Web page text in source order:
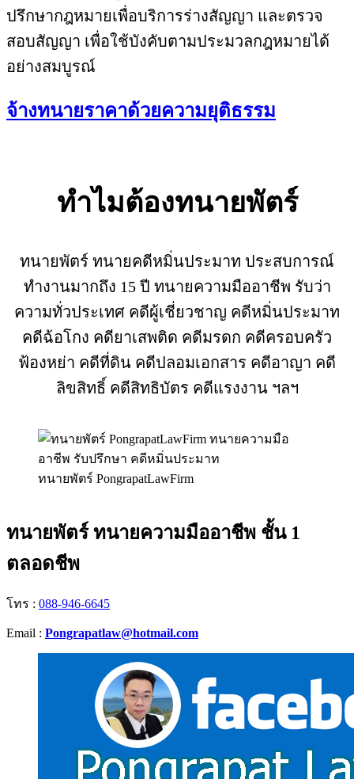
ปรึกษากฎหมายเพื่อบริการร่างสัญญา และตรวจ
สอบสัญญา เพื่อใช้บังคับตามประมวลกฎหมายได้
อย่างสมบูรณ์
จ้างทนายราคาด้วยความยุติธรรม
ทำไมต้องทนายพัตร์
ทนายพัตร์ ทนายคดีหมิ่นประมาท ประสบการณ์
ทำงานมากถึง 15 ปี ทนายความมืออาชีพ รับว่า
ความทั่วประเทศ คดีผู้เชี่ยวชาญ คดีหมิ่นประมาท
คดีฉ้อโกง คดียาเสพติด คดีมรดก คดีครอบครัว
ฟ้องหย่า คดีที่ดิน คดีปลอมเอกสาร คดีอาญา คดี
ลิขสิทธิ์ คดีสิทธิบัตร คดีแรงงาน ฯลฯ
ทนายพัตร์ PongrapatLawFirm
ทนายพัตร์ ทนายความมืออาชีพ ชั้น 1
ตลอดชีพ
โทร : 088-946-6645
Email : Pongrapatlaw@hotmail.com